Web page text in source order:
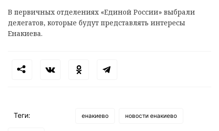
В первичных отделениях «Единой России» выбрали
делегатов, которые будут представлять интересы
Енакиева.
Теги: енакиево новости енакиево